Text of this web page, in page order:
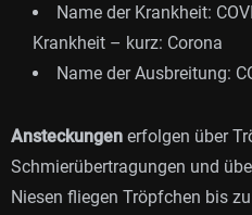
Name der Krankheit:
Krankheit – kurz: Corona
Name der Ausbreitung:
Ansteckungen erfolgen über
Schmierübertragungen und
Niesen fliegen Tröpfchen bis